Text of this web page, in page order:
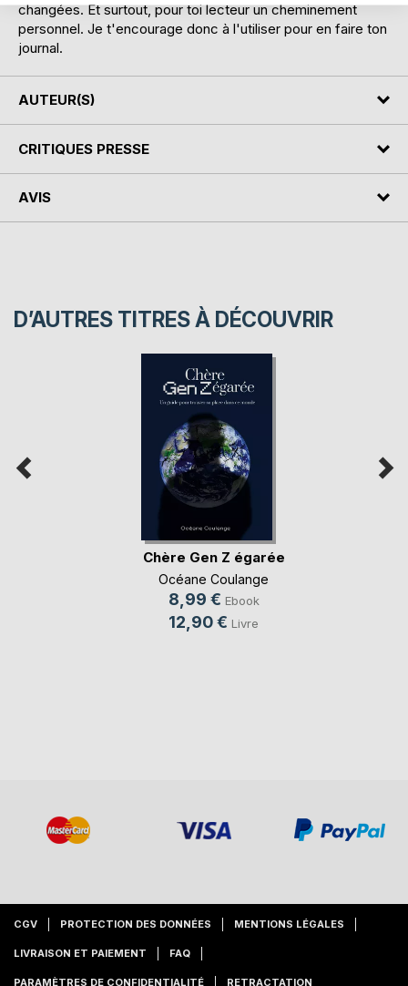
changées. Et surtout, pour toi lecteur un cheminement
personnel. Je t'encourage donc à l'utiliser pour en faire ton
journal.
AUTEUR(S)
CRITIQUES PRESSE
AVIS
D’AUTRES TITRES À DÉCOUVRIR
Chère Gen Z égarée
Océane Coulange
8,99 € Ebook
12,90 € Livre
CGV PROTECTION DES DONNÉES MENTIONS LÉGALES
LIVRAISON ET PAIEMENT FAQ
PARAMÈTRES DE CONFIDENTIALITÉ RETRACTATION